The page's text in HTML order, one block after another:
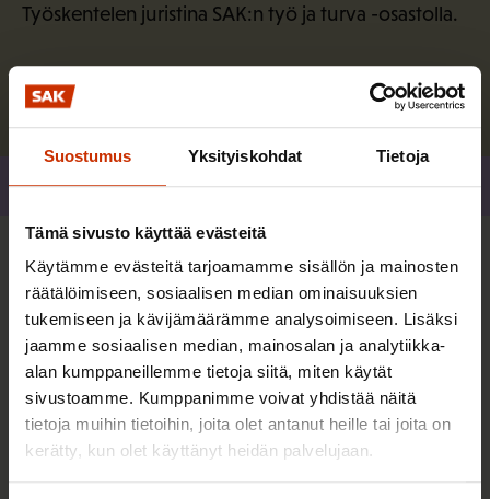
Suostumus Yksityiskohdat Tietoja
Tämä sivusto käyttää evästeitä
Käytämme evästeitä tarjoamamme sisällön ja mainosten
räätälöimiseen, sosiaalisen median ominaisuuksien
tukemiseen ja kävijämäärämme analysoimiseen. Lisäksi
jaamme sosiaalisen median, mainosalan ja analytiikka-
alan kumppaneillemme tietoja siitä, miten käytät
sivustoamme. Kumppanimme voivat yhdistää näitä
tietoja muihin tietoihin, joita olet antanut heille tai joita on
kerätty, kun olet käyttänyt heidän palvelujaan.
Työskentelen juristina SAK:n työ ja turva -osastolla.
Lue lisää kirjoittajasta
Jaa
Lisää kirjoittajalta
TYÖNTEKIJÄN OIKEUDET